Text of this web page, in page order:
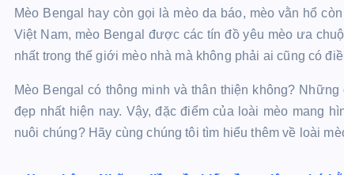
Mèo Bengal hay còn gọi là mèo da báo, mèo vằn hổ
Việt Nam, mèo Bengal được các tín đồ yêu mèo ưa
nhất trong thế giới mèo nhà mà không phải ai cũng có
Mèo Bengal có thông minh và thân thiện không?
đẹp nhất hiện nay. Vậy, đặc điểm của loài mèo mang
nuôi chúng? Hãy cùng chúng tôi tìm hiểu thêm về loài